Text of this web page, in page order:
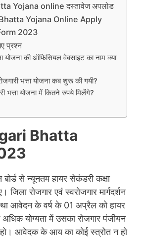
Yojana online दस्तावेज अपलोड
Yojana Online Apply
2023
प्रश्न
योजना की ऑफिसियल वेबसाइट का नाम क्या
भत्ता योजना कब शुरू की गयी?
भत्ता योजना में कितने रुपये मिलेंगे?
Bhatta
बोर्ड से न्यूनतम हायर सेकंडरी कक्षा
जिला रोजगार एवं स्वरोजगार मार्गदर्शन
आवेदन के वर्ष के 01 अप्रैल को हायर
योग्यता में उसका रोजगार पंजीयन
हो। आवेदक के आय का कोई स्त्रोत न हो